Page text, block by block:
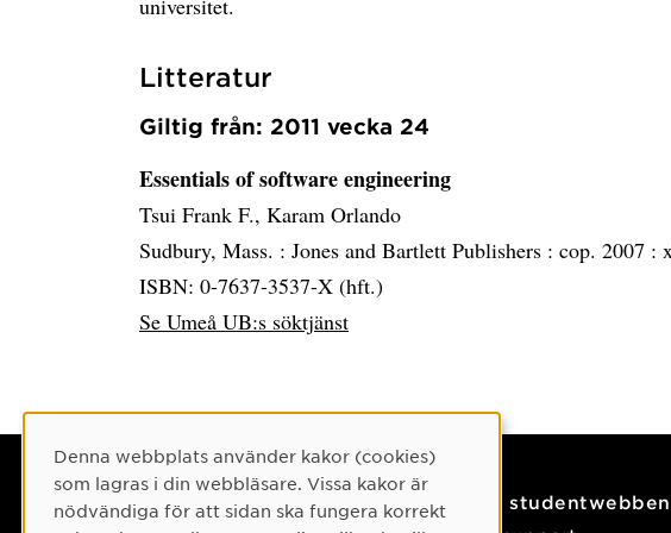
universitet.
Litteratur
Giltig från: 2011 vecka 24
Essentials of software engineering
Tsui Frank F., Karam Orlando
Sudbury, Mass. : Jones and Bartlett Publishers : cop. 2007 :
ISBN: 0-7637-3537-X (hft.)
Se Umeå UB:s söktjänst
Kontaktuppgifter
På studentwebben
Cookie-samtycke
Denna webbplats använder kakor (cookies)
som lagras i din webbläsare. Vissa kakor är
nödvändiga för att sidan ska fungera korrekt